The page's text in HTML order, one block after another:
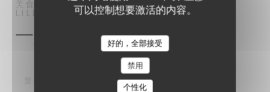
可以控制想要激活的内容。
好的，全部接受
禁用
个性化
美食餐厅
LILLE
一般信息
菜肴